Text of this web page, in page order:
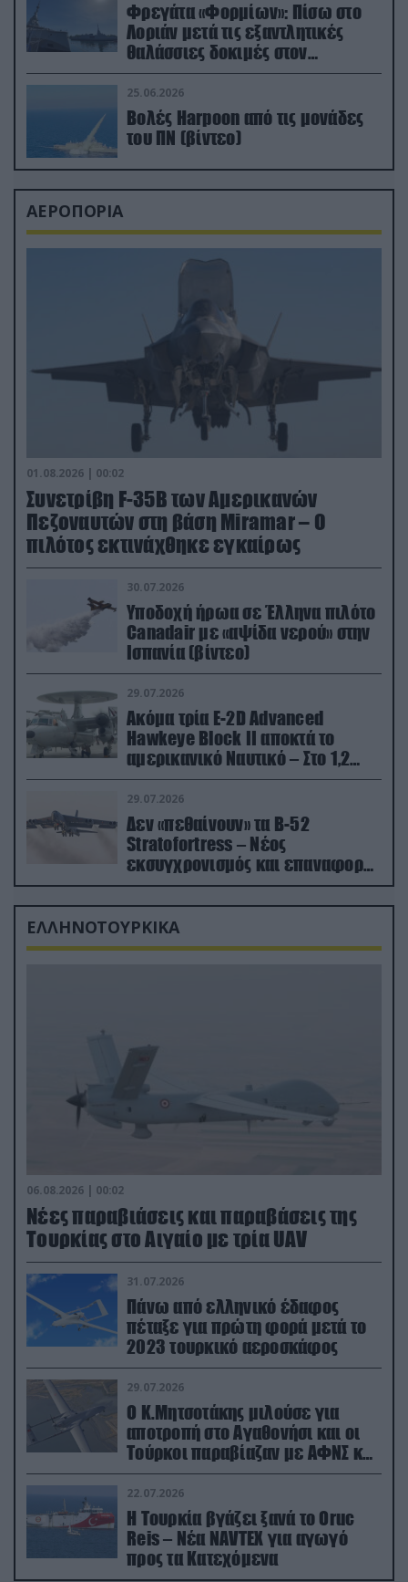
Φρεγάτα «Φορμίων»: Πίσω στο
Λοριάν μετά τις εξαντλητικές
θαλάσσιες δοκιμές στον
απαιτητικό Βισκαϊκό
25.06.2026
Βολές Harpoon από τις μονάδες
του ΠΝ (βίντεο)
ΑΕΡΟΠΟΡΙΑ
01.08.2026 | 00:02
Συνετρίβη F-35B των Αμερικανών
Πεζοναυτών στη βάση Miramar – Ο
πιλότος εκτινάχθηκε εγκαίρως
30.07.2026
Υποδοχή ήρωα σε Έλληνα πιλότο
Canadair με «αψίδα νερού» στην
Ισπανία (βίντεο)
29.07.2026
Ακόμα τρία E-2D Advanced
Hawkeye Block II αποκτά το
αμερικανικό Ναυτικό – Στο 1,2
δισ.δολάρια το κόστος
29.07.2026
Δεν «πεθαίνουν» τα Β-52
Stratofortress – Νέος
εκσυγχρονισμός και επαναφορά
από τα «νεκροταφεία»
ΕΛΛΗΝΟΤΟΥΡΚΙΚΑ
06.08.2026 | 00:02
Νέες παραβιάσεις και παραβάσεις της
Τουρκίας στο Αιγαίο με τρία UAV
31.07.2026
Πάνω από ελληνικό έδαφος
πέταξε για πρώτη φορά μετά το
2023 τουρκικό αεροσκάφος
29.07.2026
Ο Κ.Μητσοτάκης μιλούσε για
αποτροπή στο Αγαθονήσι και οι
Τούρκοι παραβίαζαν με ΑΦΝΣ και
drone
22.07.2026
Η Τουρκία βγάζει ξανά το Oruc
Reis – Νέα NAVTEX για αγωγό
προς τα Κατεχόμενα